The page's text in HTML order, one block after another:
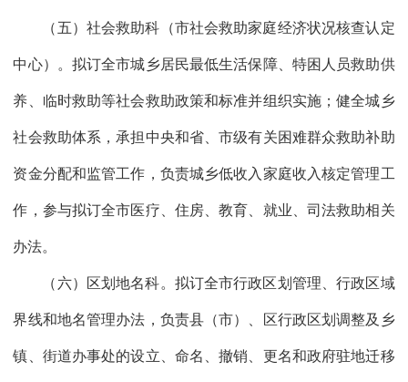
（五）社会救助科（市社会救助家庭经济状况核查认定
中心）。拟订全市城乡居民最低生活保障、特困人员救助供
养、临时救助等社会救助政策和标准并组织实施；健全城乡
社会救助体系，承担中央和省、市级有关困难群众救助补助
资金分配和监管工作，负责城乡低收入家庭收入核定管理工
作，参与拟订全市医疗、住房、教育、就业、司法救助相关
办法。
（六）区划地名科。拟订全市行政区划管理、行政区域
界线和地名管理办法，负责县（市）、区行政区划调整及乡
镇、街道办事处的设立、命名、撤销、更名和政府驻地迁移